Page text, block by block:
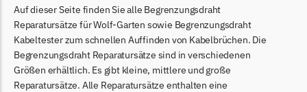
Belrobotics Messer
Begrenzungsdraht
Black & Decker
Black & Decker Messer
Auf dieser Seite finden Sie alle Begrenzungsdraht
Reparatursätze für Wolf-Garten sowie Begrenzungsdraht
Kabeltester zum schnellen Auffinden von Kabelbrüchen. Die
Begrenzungsdraht Reparatursätze sind in verschiedenen
Größen erhältlich. Es gibt kleine, mittlere und große
Reparatursätze. Alle Reparatursätze enthalten eine